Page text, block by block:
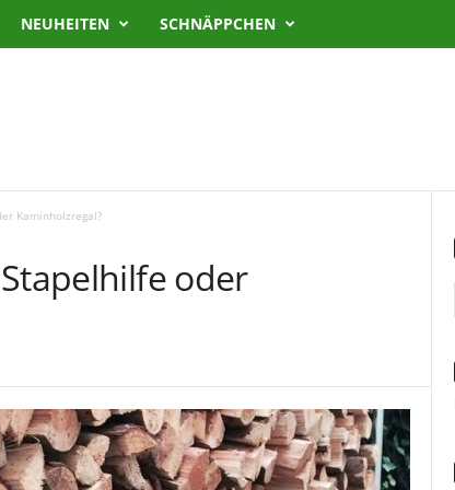
NEUHEITEN SCHNÄPPCHEN
Kaminholzregal?
oder